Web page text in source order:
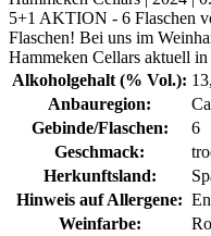
5+1 AKTION - 6 Flaschen
Flaschen! Bei uns im
Hammeken Cellars aktuell
Alkoholgehalt (% Vol.):
Anbauregion:
Gebinde/Flaschen:
6
Geschmack:
Herkunftsland:
Hinweis auf Allergene:
Weinfarbe: